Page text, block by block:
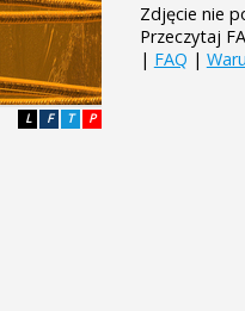
P
T
F
L
Zdjęcie nie
Przeczytaj
| FAQ |